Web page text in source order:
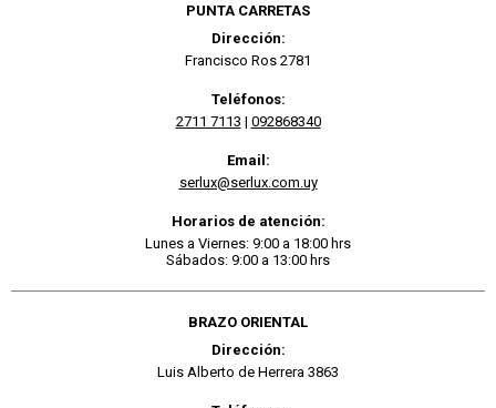
PUNTA CARRETAS
Dirección:
Francisco Ros 2781
Teléfonos:
2711 7113 | 092868340
Email:
serlux@serlux.com.uy
Horarios de atención:
Lunes a Viernes: 9:00 a 18:00 hrs
Sábados: 9:00 a 13:00 hrs
BRAZO ORIENTAL
Dirección:
Luis Alberto de Herrera 3863